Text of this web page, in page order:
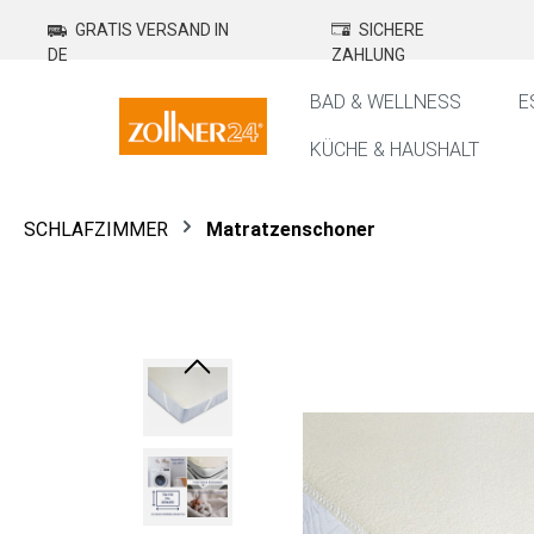
Zur Hauptnavigation springen
GRATIS VERSAND IN
DE
SICHERE
ZAHLUNG
BAD & WELLNESS
KÜCHE & HAUSHALT
SCHLAFZIMMER Matratzenschoner
Bildergalerie überspringen